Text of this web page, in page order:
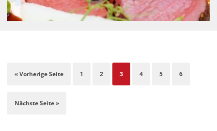
« Vorherige Seite 1 2 3 4 5 6
Nächste Seite »